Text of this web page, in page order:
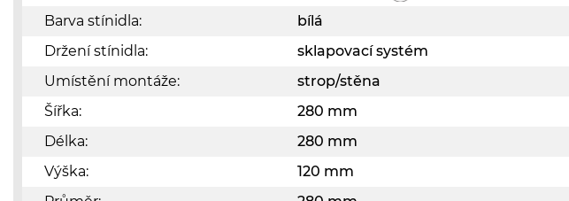
Barva stínidla:
bílá
Držení stínidla:
sklapovací systém
Umístění montáže:
strop/stěna
Šířka:
280 mm
Délka:
280 mm
Výška:
120 mm